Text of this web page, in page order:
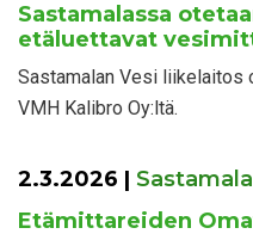
Sastamalassa
etäluettavat
Sastamalan Vesi liikelaitos
VMH Kalibro Oy:ltä.
2.3.2026 |
Etämittareiden